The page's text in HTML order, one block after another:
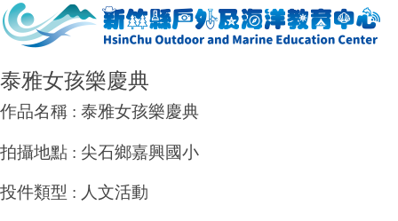
泰雅女孩樂慶典
作品名稱 : 泰雅女孩樂慶典
拍攝地點 : 尖石鄉嘉興國小
投件類型 : 人文活動